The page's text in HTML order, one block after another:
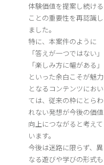
体験価値を提案し続ける
ことの重要性を再認識し
ました。
特に、本案件のように
「答えが一つではない」
「楽しみ方に幅がある」
といった余白こそが魅力
となるコンテンツにおい
ては、従来の枠にとらわ
れない発想が今後の価値
向上につながると考えて
います。
今後は迷路に限らず、異
なる遊びや学びの形式も